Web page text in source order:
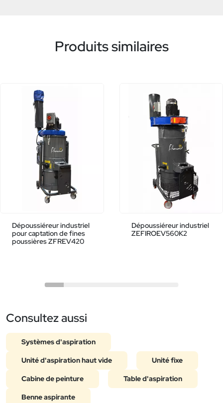
Produits similaires
Dépoussiéreur industriel
pour captation de fines
poussières ZFREV420
Dépoussiéreur industriel
ZEFIROEV560K2
Consultez aussi
Systèmes d'aspiration
Unité d'aspiration haut vide Unité fixe
Cabine de peinture Table d'aspiration
Benne aspirante